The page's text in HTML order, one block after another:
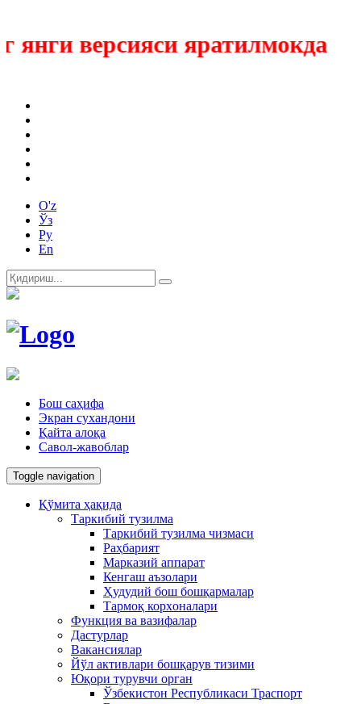
версияси яратилмокда
O'z
Ўз
Ру
En
Бош саҳифа
Экран сухандони
Қайта алоқа
Савол-жавоблар
Toggle navigation
Қўмита ҳақида
Таркибий тузилма
Таркибий тузилма чизмаси
Раҳбарият
Марказий аппарат
Кенгаш аъзолари
Ҳудудий бош бошқармалар
Тармоқ корxоналари
Функция ва вазифалар
Дастурлар
Вакансиялар
Йўл активлари бошқарув тизими
Юқори турувчи орган
Ўзбекистон Республикаси Траспорт